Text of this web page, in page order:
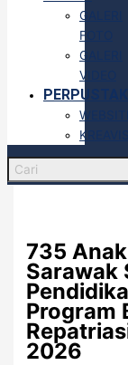
GALERI
FOTO
GALERI
VIDEO
WEBSITE
735
Sarawak
Program
2026